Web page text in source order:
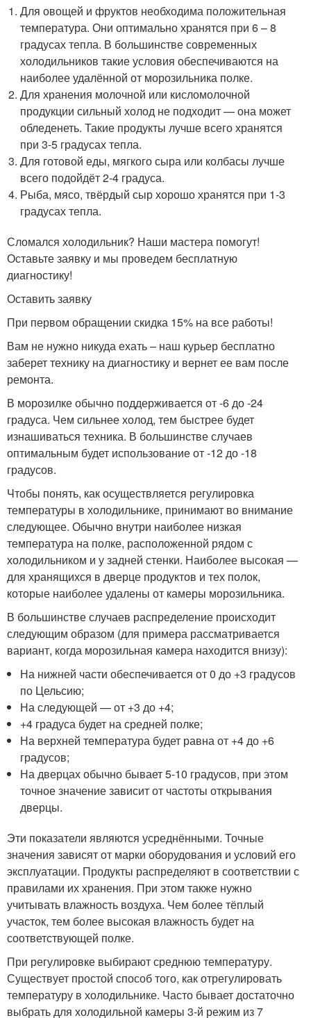
Для овощей и фруктов необходима положительная
температура. Они оптимально хранятся при 6 – 8
градусах тепла. В большинстве современных
холодильников такие условия обеспечиваются на
наиболее удалённой от морозильника полке.
Для хранения молочной или кисломолочной
продукции сильный холод не подходит — она может
обледенеть. Такие продукты лучше всего хранятся
при 3-5 градусах тепла.
Для готовой еды, мягкого сыра или колбасы лучше
всего подойдёт 2-4 градуса.
Рыба, мясо, твёрдый сыр хорошо хранятся при 1-3
градусах тепла.
Сломался холодильник? Наши мастера помогут!
Оставьте заявку и мы проведем бесплатную
диагностику!
Оставить заявку
При первом обращении скидка 15% на все работы!
Вам не нужно никуда ехать – наш курьер бесплатно
заберет технику на диагностику и вернет ее вам после
ремонта.
В морозилке обычно поддерживается от -6 до -24
градуса. Чем сильнее холод, тем быстрее будет
изнашиваться техника. В большинстве случаев
оптимальным будет использование от -12 до -18
градусов.
Чтобы понять, как осуществляется регулировка
температуры в холодильнике, принимают во внимание
следующее. Обычно внутри наиболее низкая
температура на полке, расположенной рядом с
холодильником и у задней стенки. Наиболее высокая —
для хранящихся в дверце продуктов и тех полок,
которые наиболее удалены от камеры морозильника.
В большинстве случаев распределение происходит
следующим образом (для примера рассматривается
вариант, когда морозильная камера находится внизу):
На нижней части обеспечивается от 0 до +3 градусов
по Цельсию;
На следующей — от +3 до +4;
+4 градуса будет на средней полке;
На верхней температура будет равна от +4 до +6
градусов;
На дверцах обычно бывает 5-10 градусов, при этом
точное значение зависит от частоты открывания
дверцы.
Эти показатели являются усреднёнными. Точные
значения зависят от марки оборудования и условий его
эксплуатации. Продукты распределяют в соответствии с
правилами их хранения. При этом также нужно
учитывать влажность воздуха. Чем более тёплый
участок, тем более высокая влажность будет на
соответствующей полке.
При регулировке выбирают среднюю температуру.
Существует простой способ того, как отрегулировать
температуру в холодильнике. Часто бывает достаточно
выбрать для холодильной камеры 3-й режим из 7